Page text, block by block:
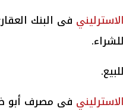
فى البنك
للشراء.
للبيع.
فى مصرف أبو